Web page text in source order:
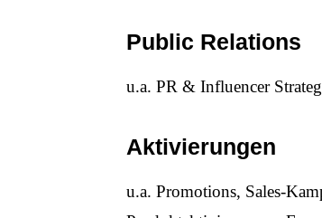
Public Relations
u.a. PR & Influencer
Aktivierungen
u.a. Promotions, Sales-